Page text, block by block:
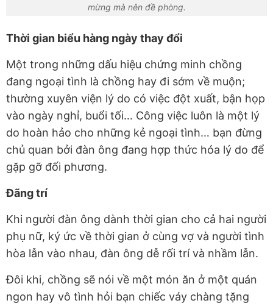
mừng mà nên đề phòng.
Thời gian biểu hàng ngày thay đổi
Một trong những dấu hiệu chứng minh chồng
đang ngoại tình là chồng hay đi sớm về muộn;
thường xuyên viện lý do có việc đột xuất, bận họp
vào ngày nghỉ, buổi tối… Công việc luôn là một lý
do hoàn hảo cho những kẻ ngoại tình… bạn đừng
chủ quan bởi đàn ông đang hợp thức hóa lý do để
gặp gỡ đối phương.
Đãng trí
Khi người đàn ông dành thời gian cho cả hai người
phụ nữ, ký ức về thời gian ở cùng vợ và người tình
hòa lẫn vào nhau, đàn ông dễ rối trí và nhầm lẫn.
Đôi khi, chồng sẽ nói về một món ăn ở một quán
ngon hay vô tình hỏi bạn chiếc váy chàng tặng